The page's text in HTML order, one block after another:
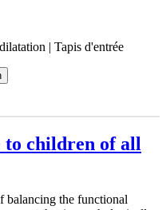
| Tapis d'entrée
to children of all
balancing the functional